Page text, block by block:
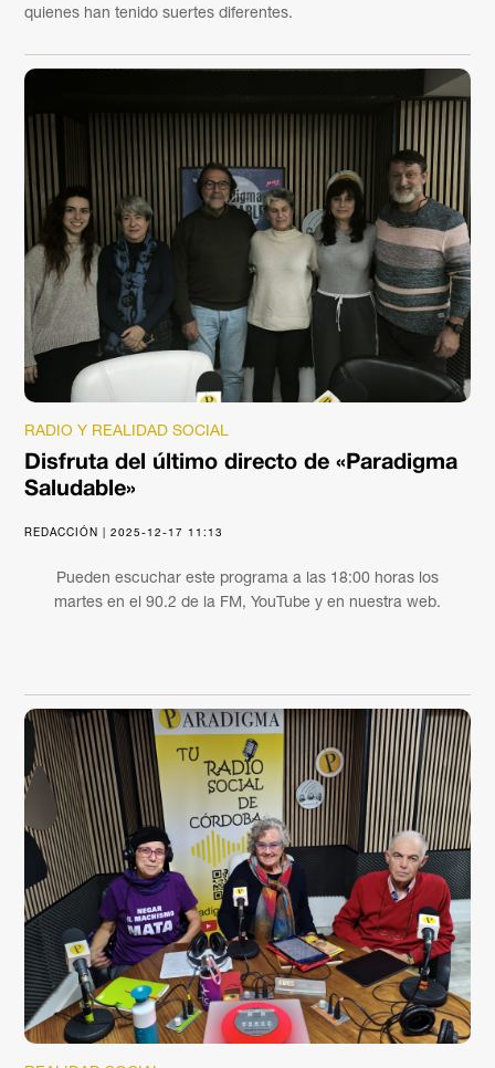
quienes han tenido suertes diferentes.
RADIO Y REALIDAD SOCIAL
Disfruta del último directo de «Paradigma
Saludable»
REDACCIÓN | 2025-12-17 11:13
Pueden escuchar este programa a las 18:00 horas los
martes en el 90.2 de la FM, YouTube y en nuestra web.